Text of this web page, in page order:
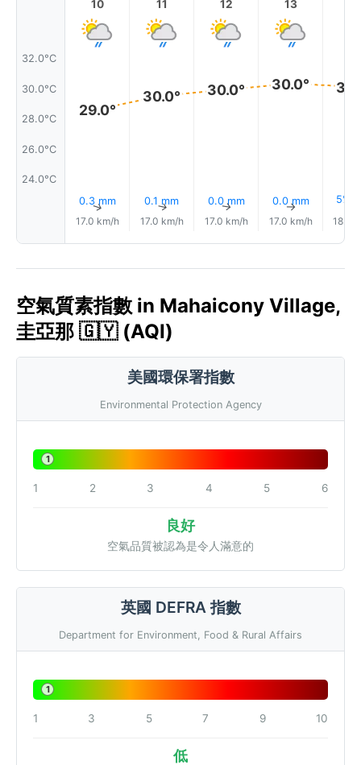
32.0°C
30.0°C
28.0°C
26.0°C
24.0°C
10
29.0°
0.3 mm
↑
17.0 km/h
11
30.0°
0.1 mm
↑
17.0 km/h
12
30.0°
0.0 mm
↑
17.0 km/h
13
30.0°
0.0 mm
↑
17.0 km/h
5%
18.0
空氣質素指數 in Mahaicony Village,
圭亞那 🇬🇾 (AQI)
美國環保署指數
Environmental Protection Agency
1
1 2 3 4 5 6
良好
空氣品質被認為是令人滿意的
英國 DEFRA 指數
Department for Environment, Food & Rural Affairs
1
1 3 5 7 9 10
低